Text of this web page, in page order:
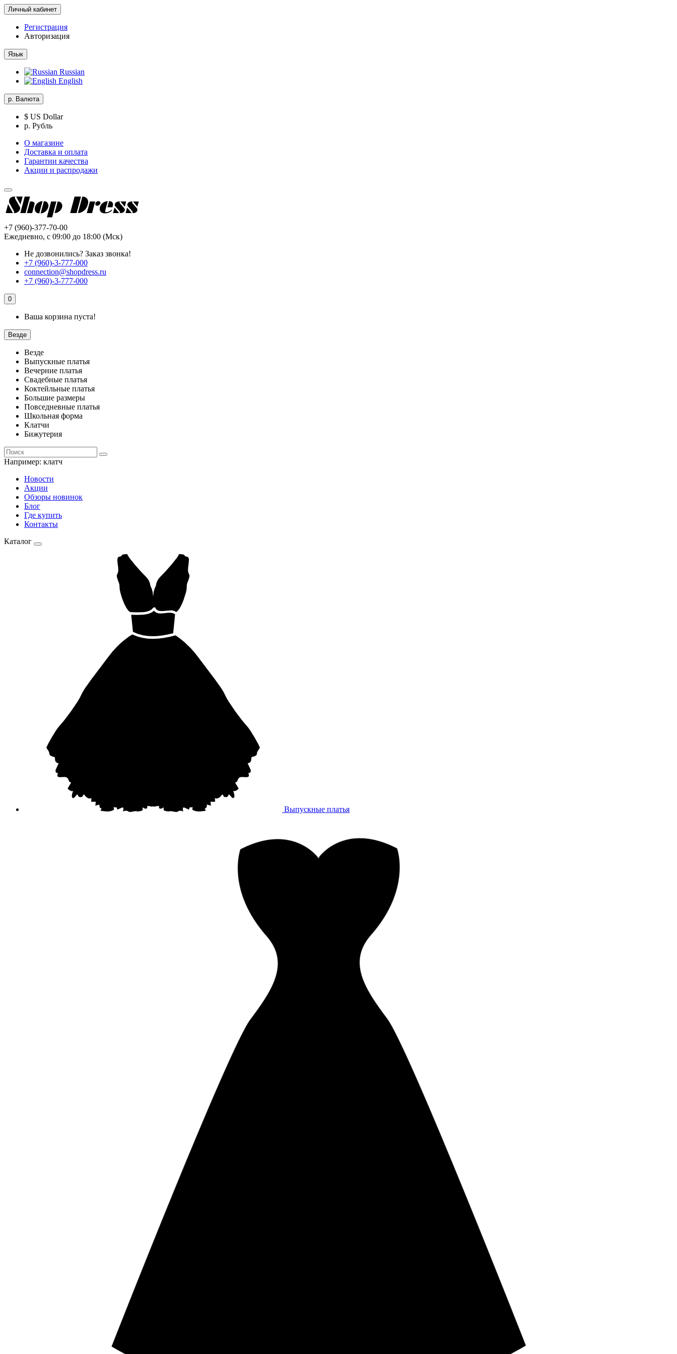
Личный кабинет
Регистрация
Авторизация
Язык
Russian
English
р. Валюта
$ US Dollar
р. Рубль
О магазине
Доставка и оплата
Гарантии качества
Акции и распродажи
+7 (960)-377-70-00
Ежедневно, с 09:00 до 18:00 (Мск)
Не дозвонились? Заказ звонка!
+7 (960)-3-777-000
connection@shopdress.ru
+7 (960)-3-777-000
0
Ваша корзина пуста!
Везде
Везде
Выпускные платья
Вечерние платья
Свадебные платья
Коктейльные платья
Большие размеры
Повседневные платья
Школьная форма
Клатчи
Бижутерия
Например: клатч
Новости
Акции
Обзоры новинок
Блог
Где купить
Контакты
Каталог
Выпускные платья